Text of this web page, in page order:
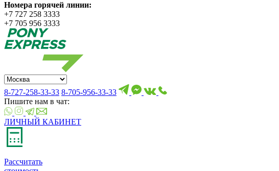
Номера горячей линии:
+7 727 258 3333
+7 705 956 3333
8-727-258-33-33 8-705-956-33-33
Пишите нам в чат:
ЛИЧНЫЙ КАБИНЕТ
Рассчитать